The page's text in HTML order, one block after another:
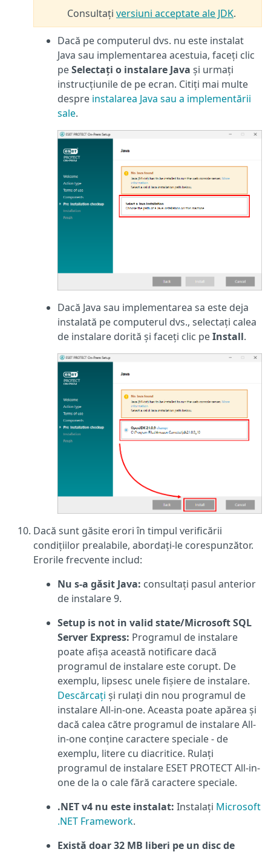
Consultați versiuni acceptate ale JDK.
Dacă pe computerul dvs. nu este instalat
Java sau implementarea acestuia, faceți clic
peSelectați o instalare Java și urmați
instrucțiunile de pe ecran. Citiți mai multe
despre instalarea Java sau a implementării
sale.
Dacă Java sau implementarea sa este deja
instalată pe computerul dvs., selectați calea
de instalare dorită și faceți clic peInstall.
Dacă sunt găsite erori în timpul verificării
condițiilor prealabile, abordați-le corespunzător.
Erorile frecvente includ:
Nu s-a găsit Java: consultați pasul anterior
de instalare 9.
Setup is not in valid state/Microsoft SQL
Server Express: Programul de instalare
poate afișa această notificare dacă
programul de instalare este corupt. De
exemplu, lipsesc unele fișiere de instalare.
Descărcați și rulați din nou programul de
instalare All-in-one. Aceasta poate apărea și
dacă calea către programul de instalare All-
in-one conține caractere speciale - de
exemplu, litere cu diacritice. Rulați
programul de instalare ESET PROTECT All-in-
one de la o cale fără caractere speciale.
.NET v4 nu este instalat: Instalați Microsoft
.NET Framework.
Există doar 32 MB liberi pe un disc de